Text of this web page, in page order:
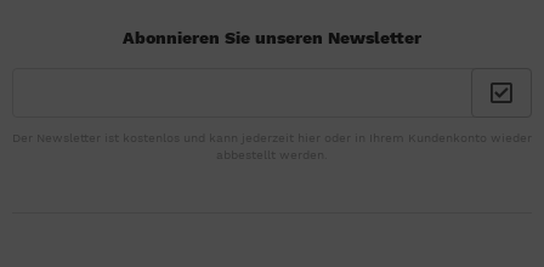
Abonnieren Sie unseren Newsletter
Der Newsletter ist kostenlos und kann jederzeit hier oder in Ihrem Kundenkonto wieder
abbestellt werden.